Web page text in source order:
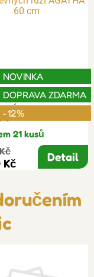
NOVINKA
DOPRAVA ZDARMA
-12%
21 kusů
Kč Detail